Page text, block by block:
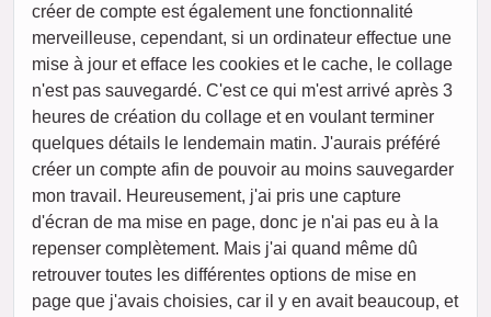
créer de compte est également une fonctionnalité
merveilleuse, cependant, si un ordinateur effectue une
mise à jour et efface les cookies et le cache, le collage
n'est pas sauvegardé. C'est ce qui m'est arrivé après 3
heures de création du collage et en voulant terminer
quelques détails le lendemain matin. J'aurais préféré
créer un compte afin de pouvoir au moins sauvegarder
mon travail. Heureusement, j'ai pris une capture
d'écran de ma mise en page, donc je n'ai pas eu à la
repenser complètement. Mais j'ai quand même dû
retrouver toutes les différentes options de mise en
page que j'avais choisies, car il y en avait beaucoup, et